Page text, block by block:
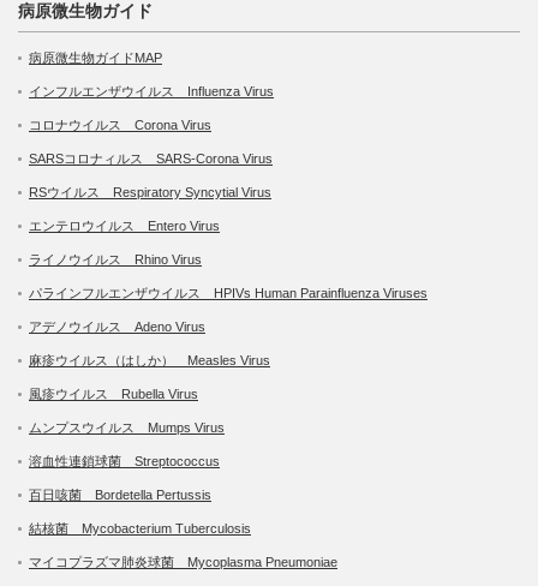
病原微生物ガイド
病原微生物ガイドMAP
インフルエンザウイルス Influenza Virus
コロナウイルス Corona Virus
SARSコロナィルス SARS-Corona Virus
RSウイルス Respiratory Syncytial Virus
エンテロウイルス Entero Virus
ライノウイルス Rhino Virus
パラインフルエンザウイルス HPIVs Human Parainfluenza Viruses
アデノウイルス Adeno Virus
麻疹ウイルス（はしか） Measles Virus
風疹ウイルス Rubella Virus
ムンプスウイルス Mumps Virus
溶血性連鎖球菌 Streptococcus
百日咳菌 Bordetella Pertussis
結核菌 Mycobacterium Tuberculosis
マイコプラズマ肺炎球菌 Mycoplasma Pneumoniae